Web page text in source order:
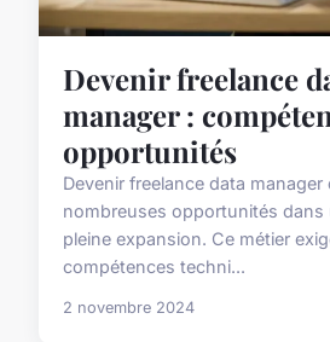
Devenir freelance
manager :
opportunités
Devenir freelance data manager
nombreuses opportunités dans
pleine expansion. Ce métier
compétences techni...
2 novembre 2024